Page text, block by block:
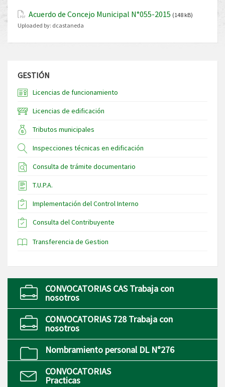
Acuerdo de Concejo Municipal N°055-2015 (148 kB)
Uploaded by: dcastaneda
GESTIÓN
Licencias de funcionamiento
Licencias de edificación
Tributos municipales
Inspecciones técnicas en edificación
Consulta de trámite documentario
T.U.P.A.
Implementación del Control Interno
Consulta del Contribuyente
Transferencia de Gestion
CONVOCATORIAS CAS Trabaja con
nosotros
CONVOCATORIAS 728 Trabaja con
nosotros
Nombramiento personal DL N°276
CONVOCATORIAS
Practicas